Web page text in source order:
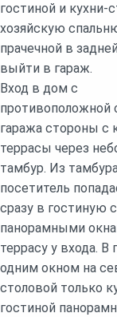
гостиной и кухни-
хозяйскую
прачечной в
выйти в гараж.
Вход в дом с
противоположной
гаража стороны с
террасы через
тамбур. Из
посетитель
сразу в гостиную
панорамными
террасу у входа. В
одним окном на
столовой только
гостиной